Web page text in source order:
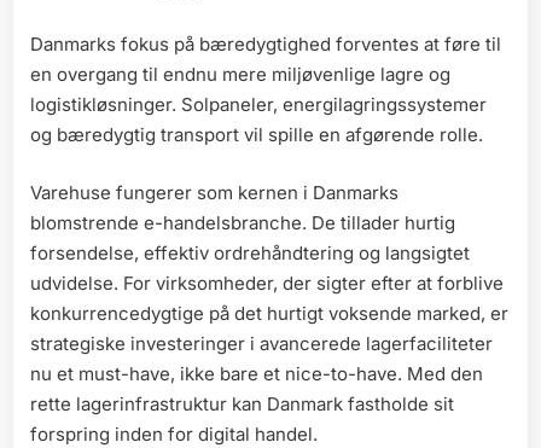
Danmarks fokus på bæredygtighed forventes at føre til
en overgang til endnu mere miljøvenlige lagre og
logistikløsninger. Solpaneler, energilagringssystemer
og bæredygtig transport vil spille en afgørende rolle.
Varehuse fungerer som kernen i Danmarks
blomstrende e-handelsbranche. De tillader hurtig
forsendelse, effektiv ordrehåndtering og langsigtet
udvidelse. For virksomheder, der sigter efter at forblive
konkurrencedygtige på det hurtigt voksende marked, er
strategiske investeringer i avancerede lagerfaciliteter
nu et must-have, ikke bare et nice-to-have. Med den
rette lagerinfrastruktur kan Danmark fastholde sit
forspring inden for digital handel.